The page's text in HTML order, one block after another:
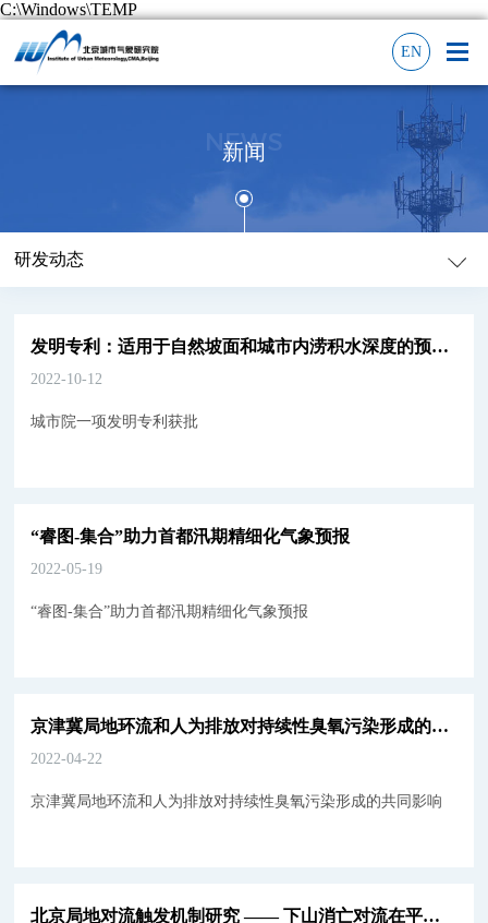
C:\Windows\TEMP
EN
NEWS
新闻
研发动态
发明专利：适用于自然坡面和城市内涝积水深度的预警方法
2022-10-12
城市院一项发明专利获批
“睿图-集合”助力首都汛期精细化气象预报
2022-05-19
“睿图-集合”助力首都汛期精细化气象预报
京津冀局地环流和人为排放对持续性臭氧污染形成的共同影响
2022-04-22
京津冀局地环流和人为排放对持续性臭氧污染形成的共同影响
北京局地对流触发机制研究 —— 下山消亡对流在平原地区激发新对流